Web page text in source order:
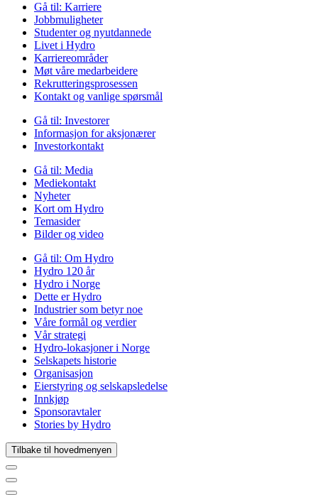
Gå til: Karriere
Jobbmuligheter
Studenter og nyutdannede
Livet i Hydro
Karriereområder
Møt våre medarbeidere
Rekrutteringsprosessen
Kontakt og vanlige spørsmål
Gå til: Investorer
Informasjon for aksjonærer
Investorkontakt
Gå til: Media
Mediekontakt
Nyheter
Kort om Hydro
Temasider
Bilder og video
Gå til: Om Hydro
Hydro 120 år
Hydro i Norge
Dette er Hydro
Industrier som betyr noe
Våre formål og verdier
Vår strategi
Hydro-lokasjoner i Norge
Selskapets historie
Organisasjon
Eierstyring og selskapsledelse
Innkjøp
Sponsoravtaler
Stories by Hydro
Tilbake til hovedmenyen